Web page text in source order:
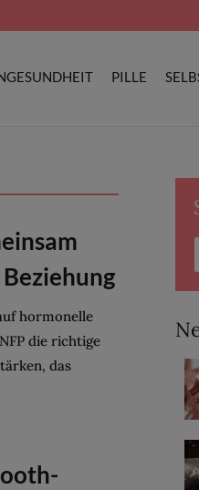
PILLE
hormonelle
die richtige
das